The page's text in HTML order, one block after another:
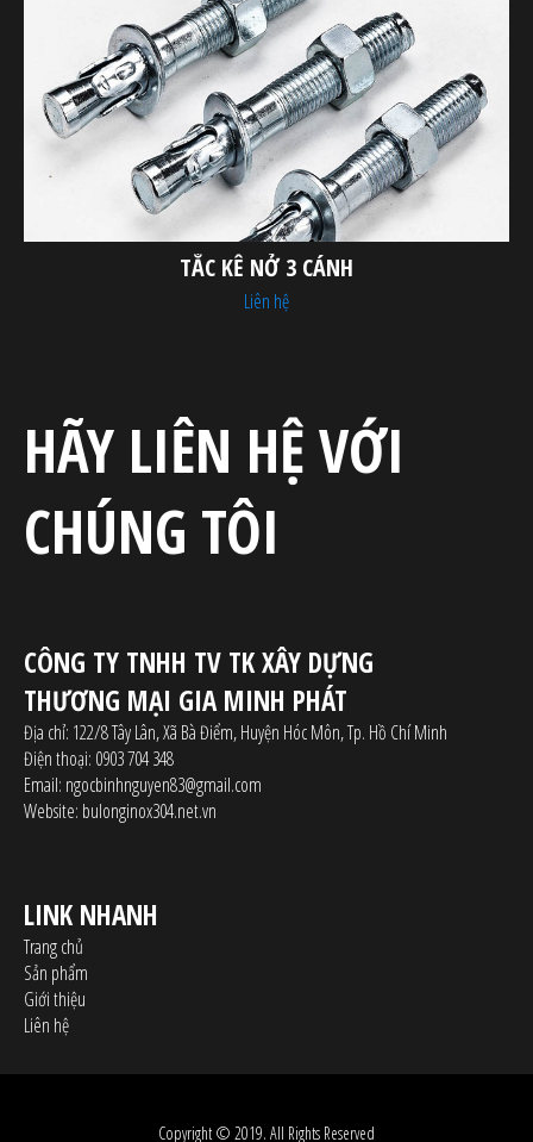
TẮC KÊ NỞ 3 CÁNH
Liên hệ
HÃY LIÊN HỆ VỚI
CHÚNG TÔI
CÔNG TY TNHH TV TK XÂY DỰNG
THƯƠNG MẠI GIA MINH PHÁT
Địa chỉ: 122/8 Tây Lân, Xã Bà Điểm, Huyện Hóc Môn, Tp. Hồ Chí Minh
Điện thoại: 0903 704 348
Email: ngocbinhnguyen83@gmail.com
Website: bulonginox304.net.vn
LINK NHANH
Trang chủ
Sản phẩm
Giới thiệu
Liên hệ
Copyright © 2019. All Rights Reserved